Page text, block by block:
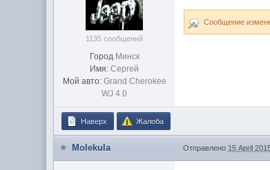
1135 сообщений
Город Минск
Имя: Сергей
Мой авто: Grand Cherokee
WJ 4.0
Сообщение
Наверх Жалоба
Molekula Отправлено 15 April